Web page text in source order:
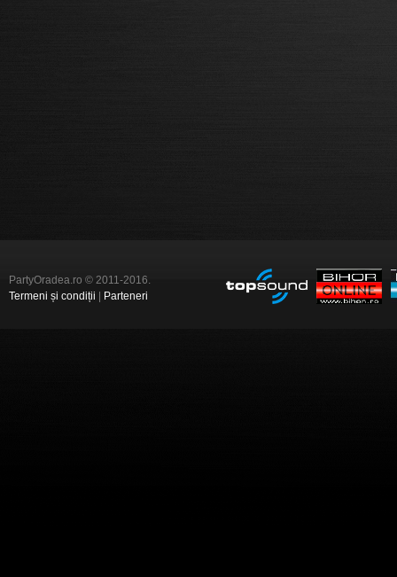
PartyOradea.ro © 2011-2016.
Termeni și condiții
Parteneri